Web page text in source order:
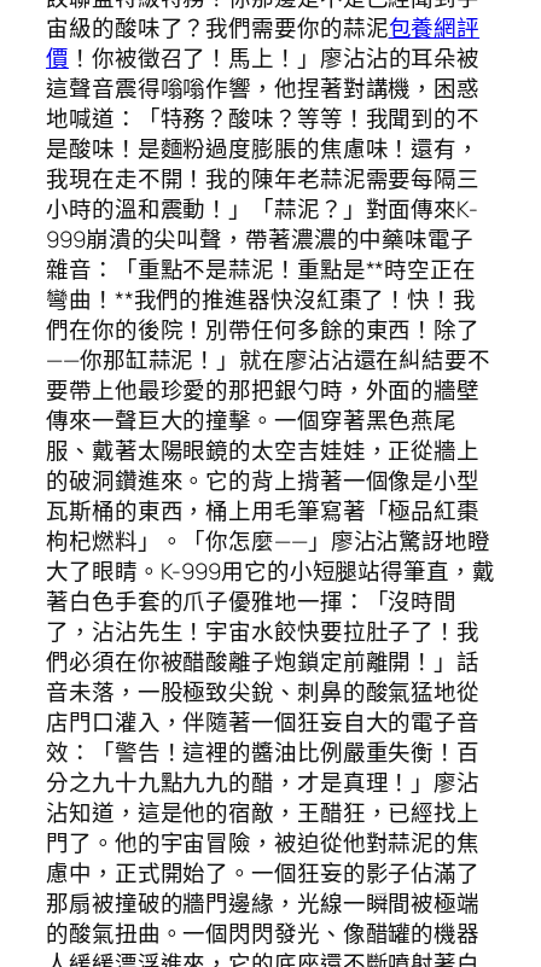
宙級的酸味了？我們需要你的蒜泥包養網評
價 ！你被徵召了！馬上！」廖沾沾的耳朵被
這聲音震得嗡嗡作響，他捏著對講機，困惑
地喊道：「特務？酸味？等等！我聞到的不
是酸味！是麵粉過度膨脹的焦慮味！還有，
我現在走不開！我的陳年老蒜泥需要每隔三
小時的溫和震動！」「蒜泥？」對面傳來K-
999崩潰的尖叫聲，帶著濃濃的中藥味電子
雜音：「重點不是蒜泥！重點是**時空正在
彎曲！**我們的推進器快沒紅棗了！快！我
們在你的後院！別帶任何多餘的東西！除了
——你那缸蒜泥！」就在廖沾沾還在糾結要不
要帶上他最珍愛的那把銀勺時，外面的牆壁
傳來一聲巨大的撞擊。一個穿著黑色燕尾
服、戴著太陽眼鏡的太空吉娃娃，正從牆上
的破洞鑽進來。它的背上揹著一個像是小型
瓦斯桶的東西，桶上用毛筆寫著「極品紅棗
枸杞燃料」。「你怎麼——」廖沾沾驚訝地瞪
大了眼睛。K-999用它的小短腿站得筆直，戴
著白色手套的爪子優雅地一揮：「沒時間
了，沾沾先生！宇宙水餃快要拉肚子了！我
們必須在你被醋酸離子炮鎖定前離開！」話
音未落，一股極致尖銳、刺鼻的酸氣猛地從
店門口灌入，伴隨著一個狂妄自大的電子音
效：「警告！這裡的醬油比例嚴重失衡！百
分之九十九點九九的醋，才是真理！」廖沾
沾知道，這是他的宿敵，王醋狂，已經找上
門了。他的宇宙冒險，被迫從他對蒜泥的焦
慮中，正式開始了。一個狂妄的影子佔滿了
那扇被撞破的牆門邊緣，光線一瞬間被極端
的酸氣扭曲。一個閃閃發光、像醋罐的機器